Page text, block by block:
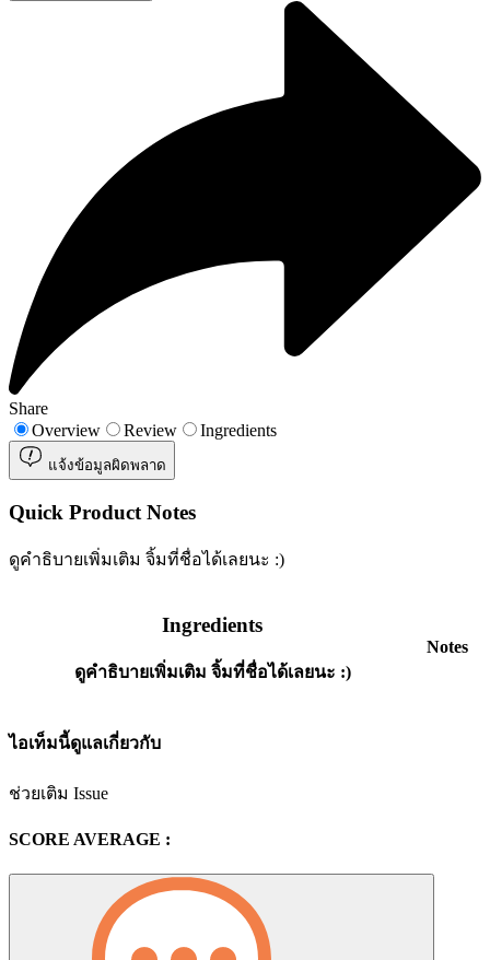
Share
Overview
Review Ingredients
แจ้งข้อมูลผิดพลาด
Quick Product Notes
ดูคำธิบายเพิ่มเติม จิ้มที่ชื่อได้เลยนะ :)
Ingredients
ดูคำธิบายเพิ่มเติม จิ้มที่ชื่อได้เลยนะ :)
Notes
ไอเท็มนี้ดูแลเกี่ยวกับ
ช่วยเติม Issue
SCORE AVERAGE :